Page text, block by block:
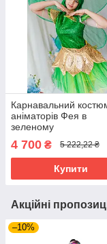
Карнавальний
аніматорів Фея в
зеленому
4 700 ₴ 5 222,22 ₴
Купити
Акційні
–10%